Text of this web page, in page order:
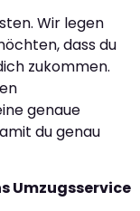
Wir legen
dass du
zukommen.
genaue
du genau
Umzugsservice